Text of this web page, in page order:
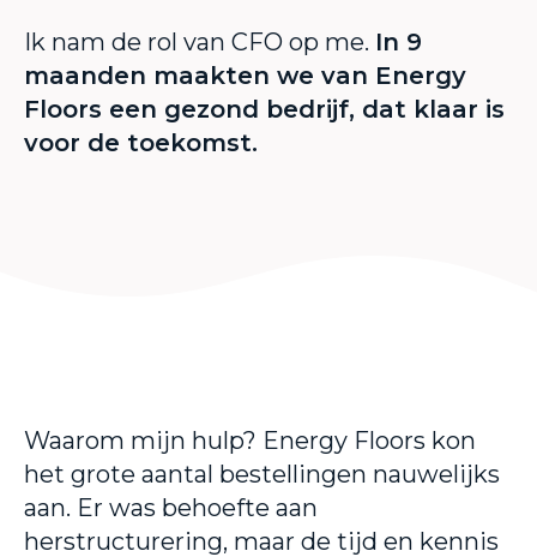
Ik nam de rol van CFO op me. In 9
maanden maakten we van Energy
Floors een gezond bedrijf, dat klaar is
voor de toekomst.
Waarom mijn hulp? Energy Floors kon
het grote aantal bestellingen nauwelijks
aan. Er was behoefte aan
herstructurering, maar de tijd en kennis